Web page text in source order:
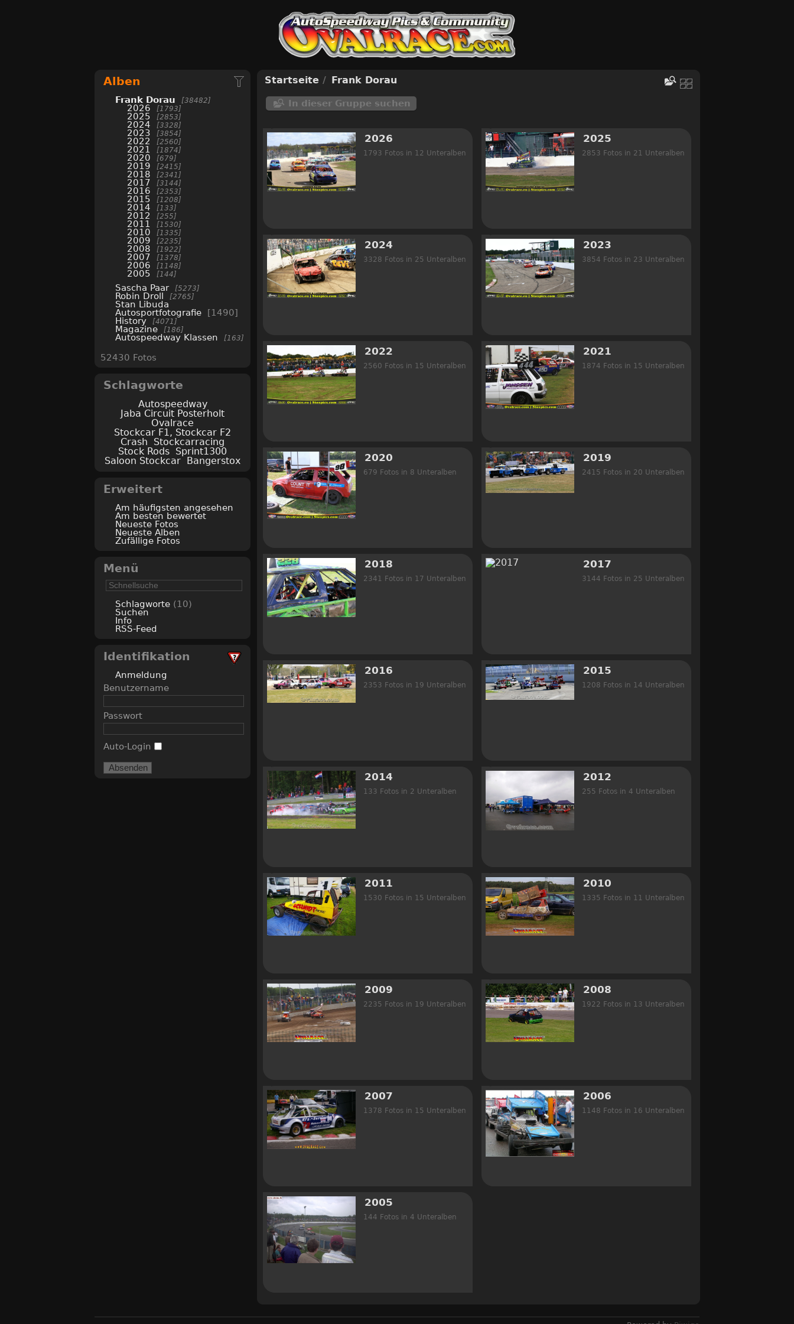
Alben
Frank Dorau 38482
2026 1793
2025 2853
2024 3328
2023 3854
2022 2560
2021 1874
2020 679
2019 2415
2018 2341
2017 3144
2016 2353
2015 1208
2014 133
2012 255
2011 1530
2010 1335
2009 2235
2008 1922
2007 1378
2006 1148
2005 144
Sascha Paar 5273
Robin Droll 2765
Stan Libuda
Autosportfotografie
1490
History
4071
Magazine 186
Autospeedway Klassen 163
52430 Fotos
Schlagworte
Autospeedway
Jaba Circuit Posterholt
Ovalrace
Stockcar F1, Stockcar F2
Crash
Stockcarracing
Stock Rods Sprint1300
Saloon Stockcar Bangerstox
Erweitert
Am häufigsten angesehen
Am besten bewertet
Neueste Fotos
Neueste Alben
Zufällige Fotos
Menü
Schlagworte (10)
Suchen
Info
RSS-Feed
Identifikation
Anmeldung
Benutzername
Passwort
Auto-Login
Startseite / Frank Dorau
In dieser Gruppe suchen
2026
1793 Fotos in 12 Unteralben
2025
2853 Fotos in 21 Unteralben
2024
3328 Fotos in 25 Unteralben
2023
3854 Fotos in 23 Unteralben
2022
2560 Fotos in 15 Unteralben
2021
1874 Fotos in 15 Unteralben
2020
679 Fotos in 8 Unteralben
2019
2415 Fotos in 20 Unteralben
2018
2341 Fotos in 17 Unteralben
2017
3144 Fotos in 25 Unteralben
2016
2353 Fotos in 19 Unteralben
2015
1208 Fotos in 14 Unteralben
2014
133 Fotos in 2 Unteralben
2012
255 Fotos in 4 Unteralben
2011
1530 Fotos in 15 Unteralben
2010
1335 Fotos in 11 Unteralben
2009
2235 Fotos in 19 Unteralben
2008
1922 Fotos in 13 Unteralben
2007
1378 Fotos in 15 Unteralben
2006
1148 Fotos in 16 Unteralben
2005
144 Fotos in 4 Unteralben